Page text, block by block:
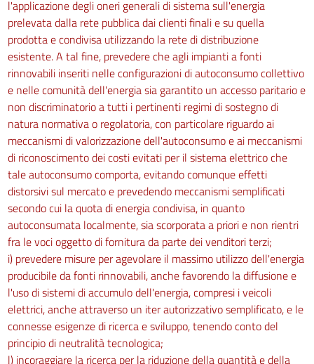
l'applicazione degli oneri generali di sistema sull'energia
prelevata dalla rete pubblica dai clienti finali e su quella
prodotta e condivisa utilizzando la rete di distribuzione
esistente. A tal fine, prevedere che agli impianti a fonti
rinnovabili inseriti nelle configurazioni di autoconsumo collettivo
e nelle comunità dell'energia sia garantito un accesso paritario e
non discriminatorio a tutti i pertinenti regimi di sostegno di
natura normativa o regolatoria, con particolare riguardo ai
meccanismi di valorizzazione dell'autoconsumo e ai meccanismi
di riconoscimento dei costi evitati per il sistema elettrico che
tale autoconsumo comporta, evitando comunque effetti
distorsivi sul mercato e prevedendo meccanismi semplificati
secondo cui la quota di energia condivisa, in quanto
autoconsumata localmente, sia scorporata a priori e non rientri
fra le voci oggetto di fornitura da parte dei venditori terzi;
i) prevedere misure per agevolare il massimo utilizzo dell'energia
producibile da fonti rinnovabili, anche favorendo la diffusione e
l'uso di sistemi di accumulo dell'energia, compresi i veicoli
elettrici, anche attraverso un iter autorizzativo semplificato, e le
connesse esigenze di ricerca e sviluppo, tenendo conto del
principio di neutralità tecnologica;
l) incoraggiare la ricerca per la riduzione della quantità e della